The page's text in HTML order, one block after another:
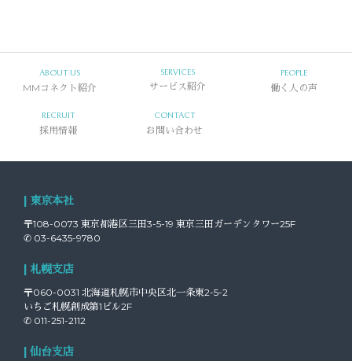
ABOUT US
MMコネクト紹介
SERVICES
サービス紹介
PEOPLE
働く人の声
RECRUIT
採用情報
CONTACT
お問い合わせ
| 東京本社
〒108-0073 東京都港区三田3-5-19 東京三田ガーデンタワー25F
✆ 03-6435-9780
| 札幌支店
〒060-0031 北海道札幌市中央区北一条東2-5-2
いちご札幌創成第1ビル2F
✆ 011-251-2112
| 仙台支店